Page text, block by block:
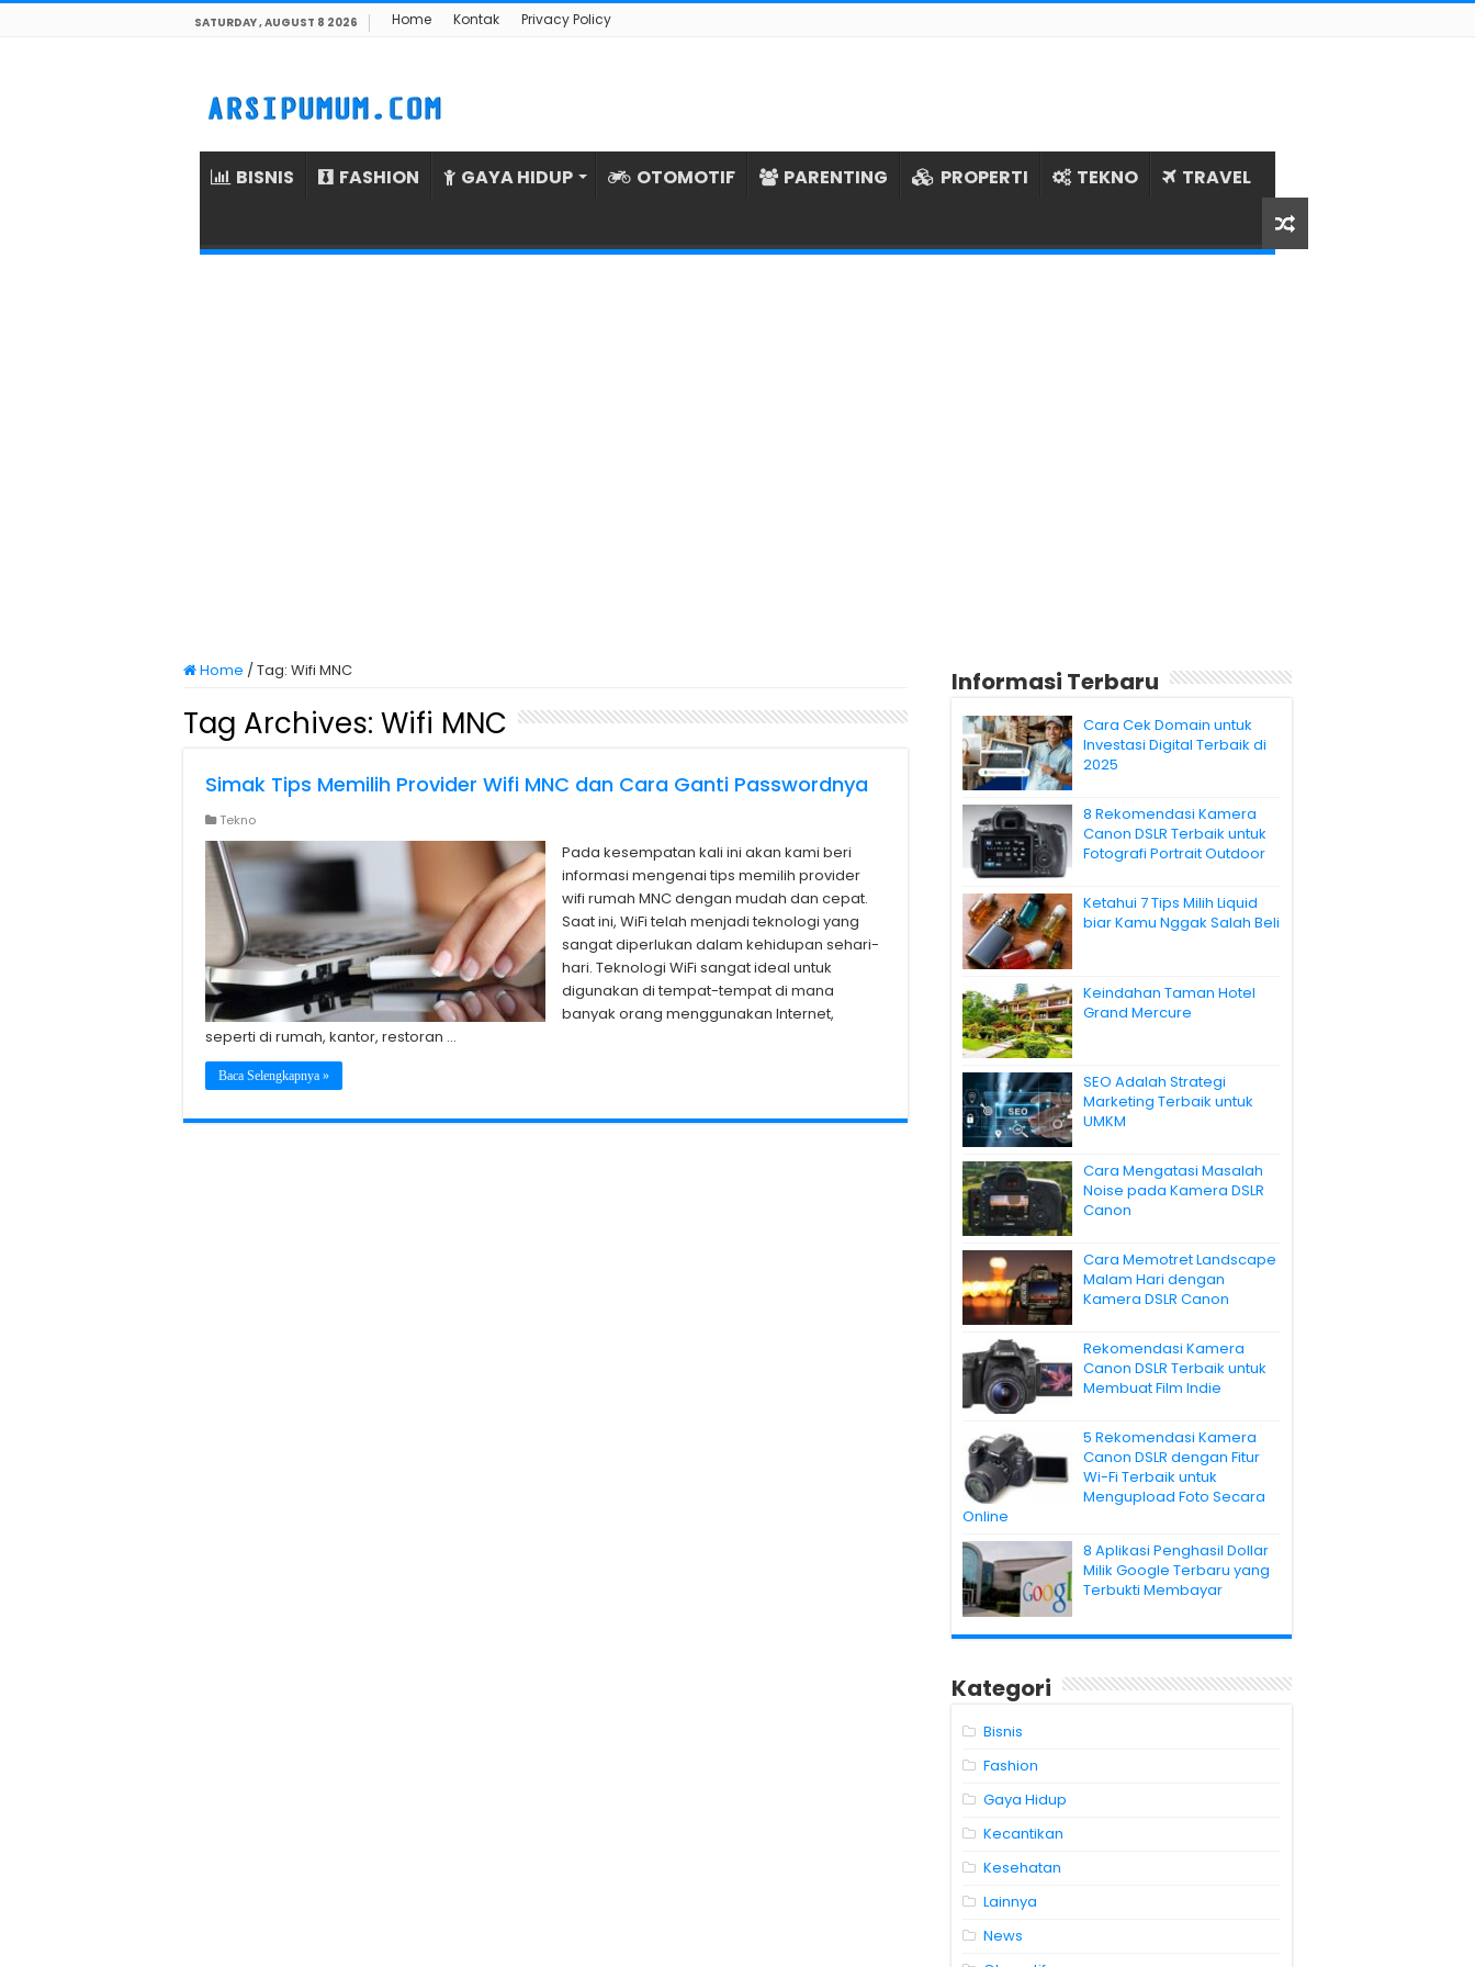
SATURDAY , AUGUST 8 2026 Home Kontak Privacy Policy
BISNIS FASHION GAYA HIDUP OTOMOTIF PARENTING PROPERTI TEKNO TRAVEL
Home /Tag: Wifi MNC
Tag Archives: Wifi MNC
Simak Tips Memilih Provider Wifi MNC dan Cara Ganti Passwordnya
Tekno
Pada kesempatan kali ini akan kami beri
informasi mengenai tips memilih provider
wifi rumah MNC dengan mudah dan cepat.
Saat ini, WiFi telah menjadi teknologi yang
sangat diperlukan dalam kehidupan sehari-
hari. Teknologi WiFi sangat ideal untuk
digunakan di tempat-tempat di mana
banyak orang menggunakan Internet,
seperti di rumah, kantor, restoran …
Baca Selengkapnya »
Informasi Terbaru
Cara Cek Domain untuk
Investasi Digital Terbaik di
2025
8 Rekomendasi Kamera
Canon DSLR Terbaik untuk
Fotografi Portrait Outdoor
Ketahui 7 Tips Milih Liquid
biar Kamu Nggak Salah Beli
Keindahan Taman Hotel
Grand Mercure
SEO Adalah Strategi
Marketing Terbaik untuk
UMKM
Cara Mengatasi Masalah
Noise pada Kamera DSLR
Canon
Cara Memotret Landscape
Malam Hari dengan
Kamera DSLR Canon
Rekomendasi Kamera
Canon DSLR Terbaik untuk
Membuat Film Indie
5 Rekomendasi Kamera
Canon DSLR dengan Fitur
Wi-Fi Terbaik untuk
Mengupload Foto Secara
Online
8 Aplikasi Penghasil Dollar
Milik Google Terbaru yang
Terbukti Membayar
Kategori
Bisnis
Fashion
Gaya Hidup
Kecantikan
Kesehatan
Lainnya
News